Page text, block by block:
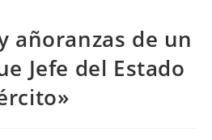
añoranzas de un
Jefe del Estado